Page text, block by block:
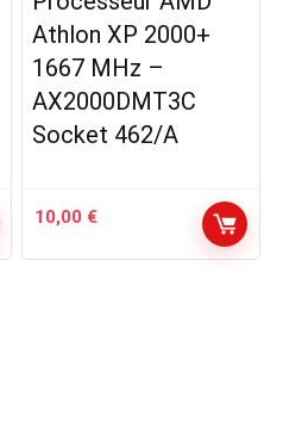
Athlon XP 2000+
1667 MHz –
AX2000DMT3C
Socket 462/A
10,00 €